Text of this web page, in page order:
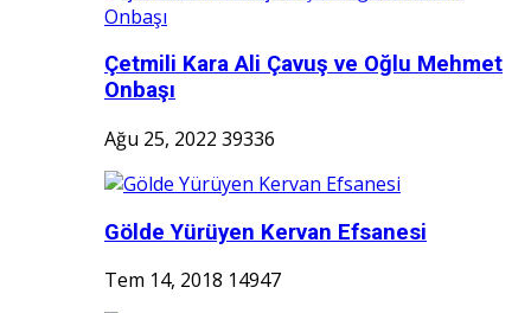
Çetmili Kara Ali Çavuş ve Oğlu Mehmet
Onbaşı
Ağu 25, 2022 39336
Gölde Yürüyen Kervan Efsanesi
Tem 14, 2018 14947